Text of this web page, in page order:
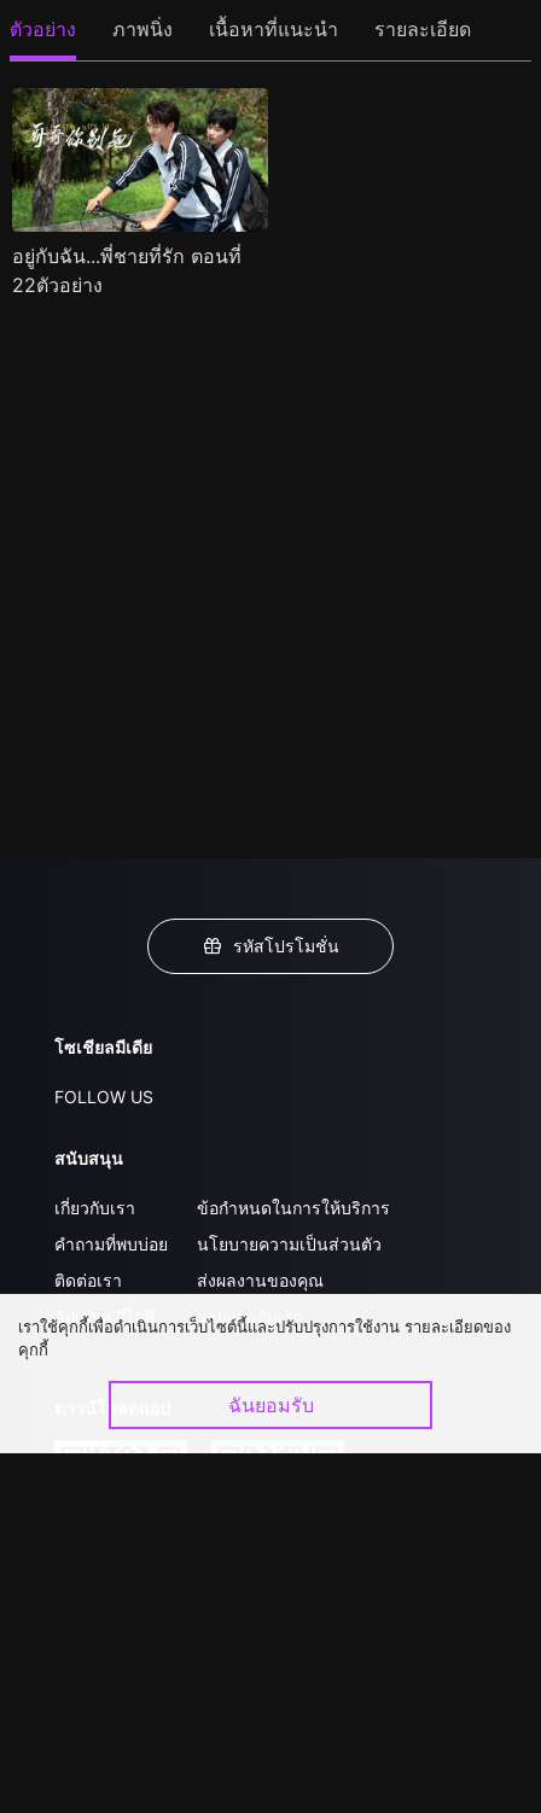
ตัวอย่าง ภาพนิ่ง เนื้อหาที่แนะนำ รายละเอียด
อยู่กับฉัน...พี่ชายที่รัก ตอนที่
22ตัวอย่าง
รหัสโปรโมชั่น
โซเชียลมีเดีย
FOLLOW US
สนับสนุน
เกี่ยวกับเรา
คำถามที่พบบ่อย
ติดต่อเรา
อัปเกรด วีไอพี
ข้อกำหนดในการให้บริการ
นโยบายความเป็นส่วนตัว
ส่งผลงานของคุณ
ร่วมงานกับเรา
เราใช้คุกกี้เพื่อดำเนินการเว็บไซต์นี้และปรับปรุงการใช้งาน รายละเอียดของ
คุกกี้
ฉันยอมรับ